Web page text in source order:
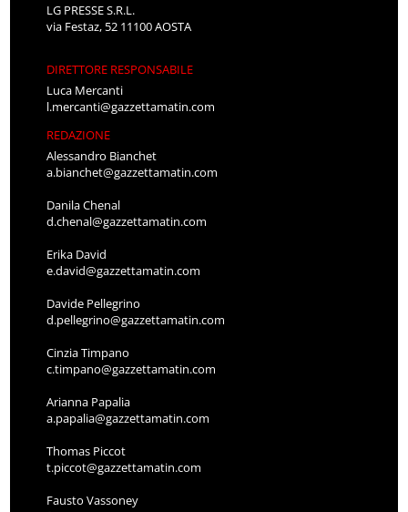
LG PRESSE S.R.L.
via Festaz, 52 11100 AOSTA
DIRETTORE RESPONSABILE
Luca Mercanti
l.mercanti@gazzettamatin.com
REDAZIONE
Alessandro Bianchet
a.bianchet@gazzettamatin.com
Danila Chenal
d.chenal@gazzettamatin.com
Erika David
e.david@gazzettamatin.com
Davide Pellegrino
d.pellegrino@gazzettamatin.com
Cinzia Timpano
c.timpano@gazzettamatin.com
Arianna Papalia
a.papalia@gazzettamatin.com
Thomas Piccot
t.piccot@gazzettamatin.com
Fausto Vassoney